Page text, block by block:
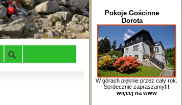
Pokoje Gościnne
Dorota
W górach pięknie przez cały rok.
Serdecznie zapraszamy!!!
więcej na www